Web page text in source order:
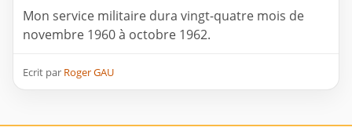
Mon service militaire dura vingt-quatre mois de
novembre 1960 à octobre 1962.
Ecrit par Roger GAU